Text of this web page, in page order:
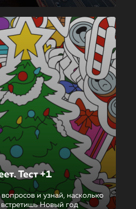
Тест +1
и узнай, насколько
Новый год